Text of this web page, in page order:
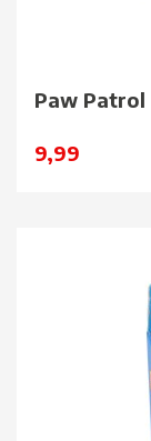
Paw
9,99